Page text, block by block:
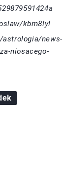
kbm8lyl
news-
niosacego-